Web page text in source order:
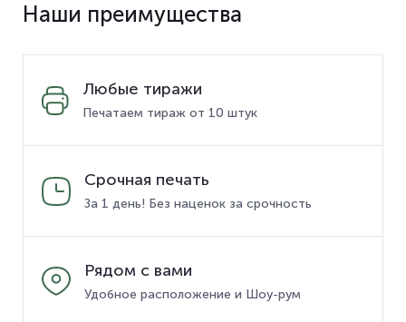
Наши преимущества
Любые тиражи
Печатаем тираж от 10 штук
Срочная печать
За 1 день! Без наценок за срочность
Рядом с вами
Удобное расположение и Шоу-рум